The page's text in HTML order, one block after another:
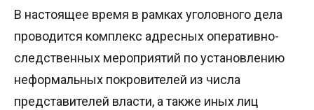
В настоящее время в рамках уголовного дела
проводится комплекс адресных оперативно-
следственных мероприятий по установлению
неформальных покровителей из числа
представителей власти, а также иных лиц